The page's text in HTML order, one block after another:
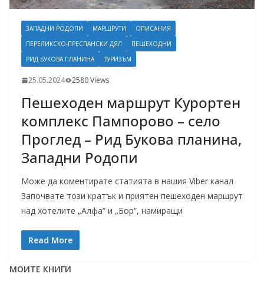
ЗАПАДНИ РОДОПИ МАРШРУТИ
ОПИСАНИЯ
ПЕРЕЛИКСКО-ПРЕСПАНСКИ ДЯЛ
ПЕШЕХОДНИ
РИД БУКОВА ПЛАНИНА
ТУРИЗЪМ
25.05.2024 2580 Views
Пешеходен маршрут Курортен
комплекс Пампорово – село
Проглед – Рид Букова планина,
Западни Родопи
Може да коментирате статията в нашия Viber канал
Започвате този кратък и приятен пешеходен маршрут
над хотелите „Алфа“ и „Бор“, намиращи
Read More
МОИТЕ КНИГИ